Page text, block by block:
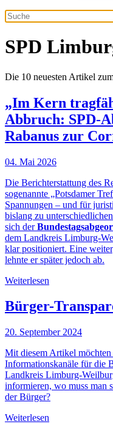
SPD
Die 10 neuesten Artikel
„Im Kern
Abbruch: SPD-
Rabanus zur
04. Mai 2026
Die Berichterstattung des
sogenannte „Potsdamer
Spannungen – und für
bislang zu
sich der
dem Landkreis Limburg-
klar positioniert. Eine
lehnte er später jedoch ab.
Weiterlesen
Bürger-
20. September 2024
Mit diesem Artikel
Informationskanäle für die
Landkreis Limburg-
informieren, wo muss man
der Bürger?
Weiterlesen